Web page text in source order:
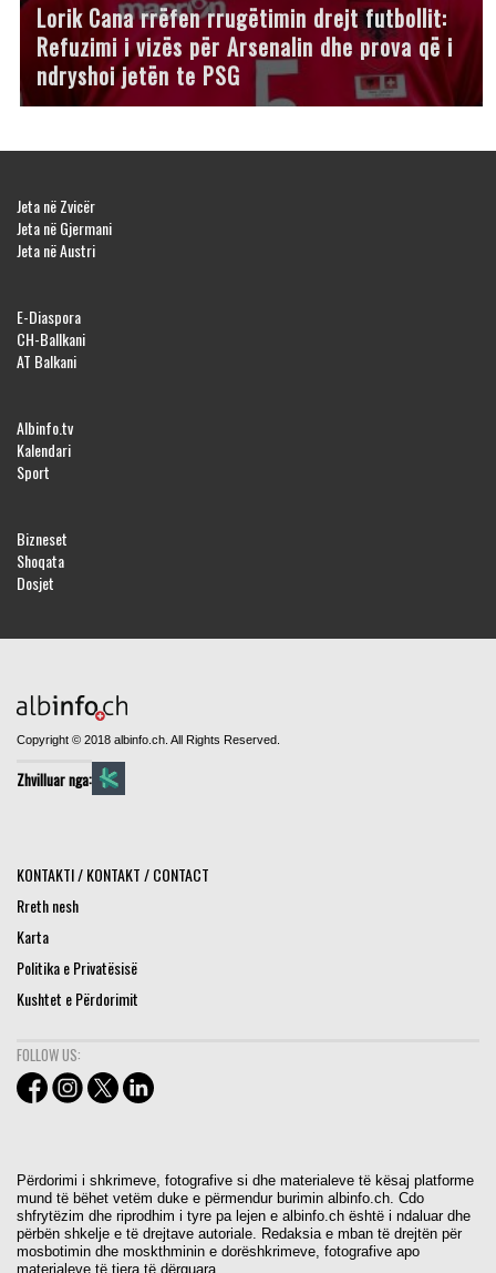
Lorik Cana rrëfen rrugëtimin drejt futbollit:
Refuzimi i vizës për Arsenalin dhe prova që i
ndryshoi jetën te PSG
Jeta në Zvicër
Jeta në Gjermani
Jeta në Austri
E-Diaspora
CH-Ballkani
AT Balkani
Albinfo.tv
Kalendari
Sport
Bizneset
Shoqata
Dosjet
Copyright © 2018 albinfo.ch. All Rights Reserved.
Zhvilluar nga:
KONTAKTI / KONTAKT / CONTACT
Rreth nesh
Karta
Politika e Privatësisë
Kushtet e Përdorimit
FOLLOW US:
Përdorimi i shkrimeve, fotografive si dhe materialeve të kësaj platforme
mund të bëhet vetëm duke e përmendur burimin albinfo.ch. Cdo
shfrytëzim dhe riprodhim i tyre pa lejen e albinfo.ch është i ndaluar dhe
përbën shkelje e të drejtave autoriale. Redaksia e mban të drejtën për
mosbotimin dhe moskthminin e dorëshkrimeve, fotografive apo
materialeve të tjera të dërguara.